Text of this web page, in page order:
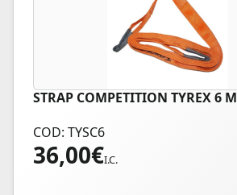
STRAP COMPETITION TYREX 6 M
COD: TYSC6
36,00€I.C.